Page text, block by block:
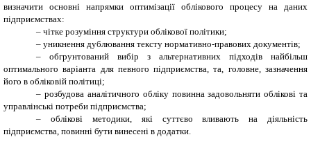
визначити основні напрямки оптимізації облікового процесу на даних
підприємствах:
– чітке розуміння структуриоблікової політики;
– уникнення дублювання тексту нормативно-правових документів;
–
обгрунтований вибір з альтернативних підходів найбільш
оптимального варіанта для певного підприємства, та, головне, зазначення
його в обліковій політиці;
– розбудова аналітичного обліку повинна задовольняти облікові та
управлінські потреби підприємства;
–
облікові методики, які суттєво вливають на діяльність
підприємства, повинні бути винесені в додатки.